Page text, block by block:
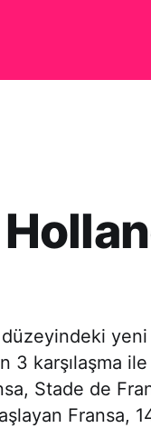
düzeyindeki
3 karşılaşma
Stade de
Fransa,